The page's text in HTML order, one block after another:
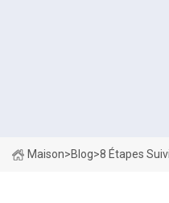
Maison>Blog>8 Étapes